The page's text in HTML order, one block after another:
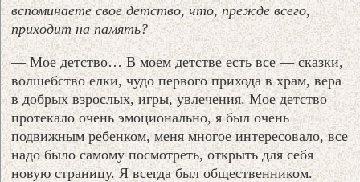
вспоминаете свое детство, что, прежде всего,
приходит на память?
— Мое детство… В моем детстве есть все — сказки,
волшебство елки, чудо первого прихода в храм, вера
в добрых взрослых, игры, увлечения. Мое детство
протекало очень эмоционально, я был очень
подвижным ребенком, меня многое интересовало, все
надо было самому посмотреть, открыть для себя
новую страницу. Я всегда был общественником.